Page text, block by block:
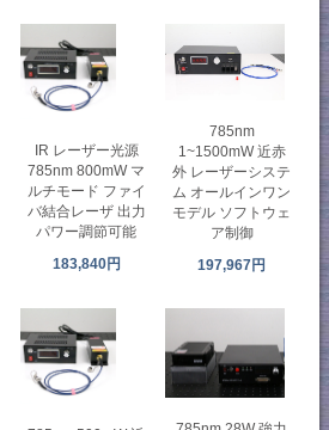
IR レーザー光源
785nm 800mW マ
ルチモード ファイ
バ結合レーザ 出力
パワー調節可能
183,840円
785nm
1~1500mW 近赤
外 レーザーシステ
ム オールインワン
モデル ソフトウェ
ア制御
197,967円